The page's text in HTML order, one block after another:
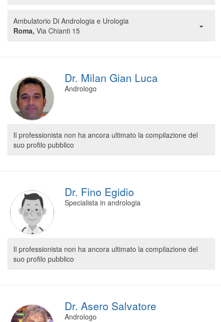
Ambulatorio Di Andrologia e Urologia
Roma, Via Chianti 15
Dr. Milan Gian Luca
Andrologo
Il professionista non ha ancora ultimato la compilazione del
suo profilo pubblico
Dr. Fino Egidio
Specialista in andrologia
Il professionista non ha ancora ultimato la compilazione del
suo profilo pubblico
Dr. Asero Salvatore
Andrologo